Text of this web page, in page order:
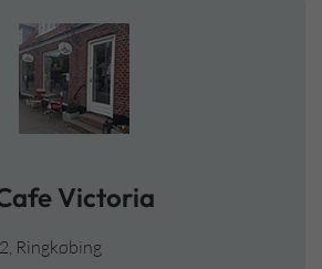
Victoria
Ringkøbing